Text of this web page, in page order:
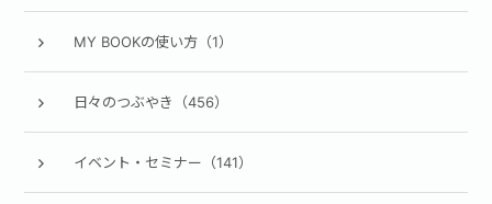
MY BOOKの使い方（1）
日々のつぶやき（456）
イベント・セミナー（141）